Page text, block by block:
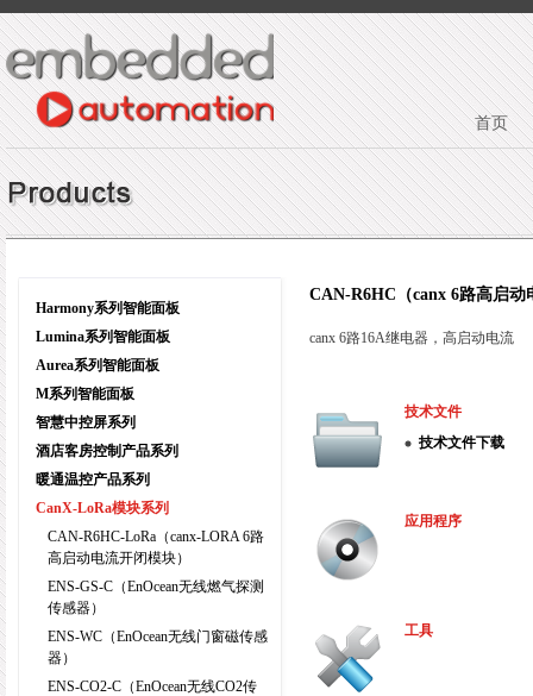
首页
Harmony系列智能面板
Lumina系列智能面板
Aurea系列智能面板
M系列智能面板
智慧中控屏系列
酒店客房控制产品系列
暖通温控产品系列
CanX-LoRa模块系列
CAN-R6HC-LoRa（canx-LORA 6路
高启动电流开闭模块）
ENS-GS-C（EnOcean无线燃气探测
传感器）
ENS-WC（EnOcean无线门窗磁传感
器）
ENS-CO2-C（EnOcean无线CO2传
CAN-R6HC（canx 6路高启动
canx 6路16A继电器，高启动电流
技术文件
技术文件下载
应用程序
工具